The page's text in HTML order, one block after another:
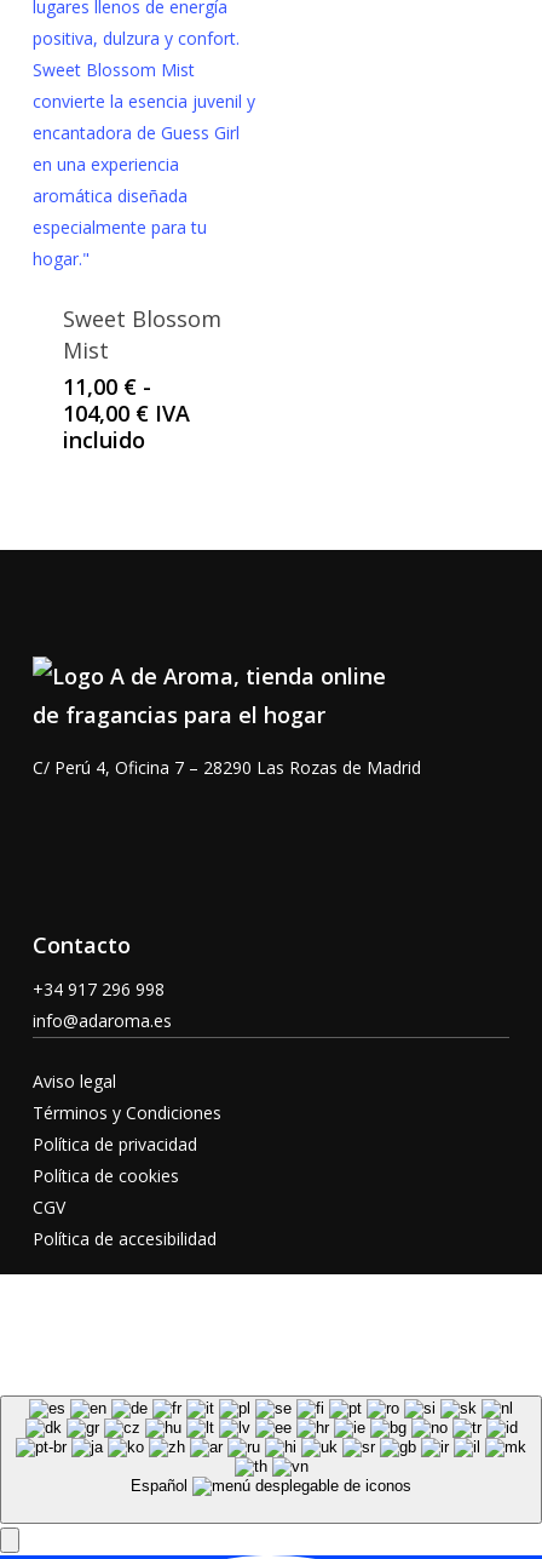
Sweet Blossom
Mist
11,00 € -
104,00 €Rango
hasta
IVA
incluido
C/ Perú 4, Oficina 7 – 28290 Las Rozas de Madrid
Contacto
+34 917 296 998
info@adaroma.es
Aviso legal
Términos y Condiciones
Política de privacidad
Política de cookies
CGV
Política de accesibilidad
Español